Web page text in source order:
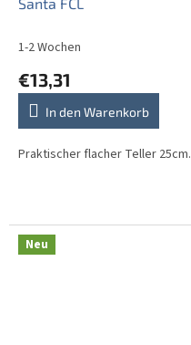
Santa FCL
1-2 Wochen
€13,31
In den Warenkorb
Praktischer flacher Teller 25cm.
Neu